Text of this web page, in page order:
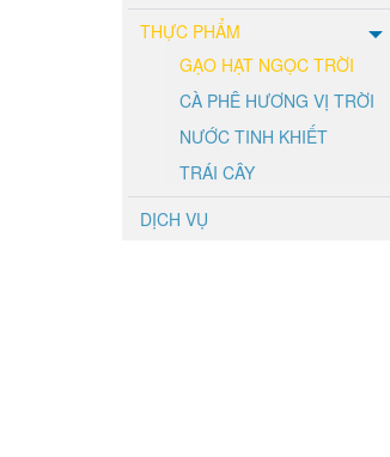
THỰC PHẨM
GẠO HẠT NGỌC TRỜI
CÀ PHÊ HƯƠNG VỊ TRỜI
NƯỚC TINH KHIẾT
TRÁI CÂY
DỊCH VỤ